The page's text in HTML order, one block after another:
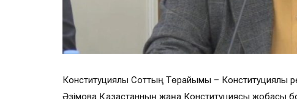
Конституциялық Соттың Төрайымы –
Әзімова Қазақстанның жаңа Конституциясы жобасы